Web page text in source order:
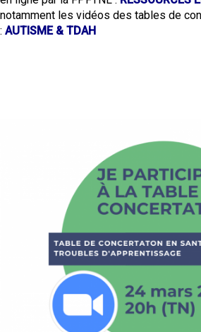
notamment les vidéos des tables de
: AUTISME & TDAH